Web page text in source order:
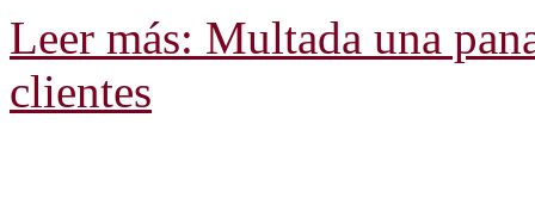
Leer más: Multada una
clientes